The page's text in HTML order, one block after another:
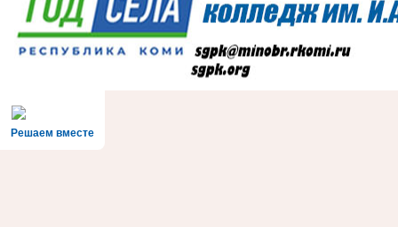
Решаем вместе